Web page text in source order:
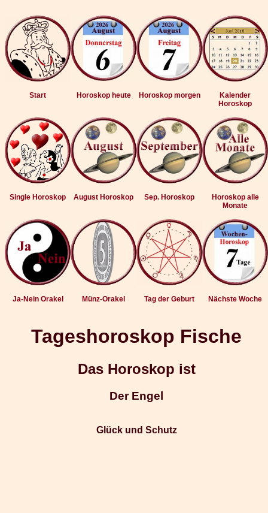
Start Horoskop heute Horoskop morgen
Kalender
Horoskop
Single Horoskop August Horoskop Sep. Horoskop
Horoskop alle
Monate
Ja-Nein Orakel Münz-Orakel Tag der Geburt Nächste Woche
Tageshoroskop Fische
Das Horoskop ist
Der Engel
Glück und Schutz